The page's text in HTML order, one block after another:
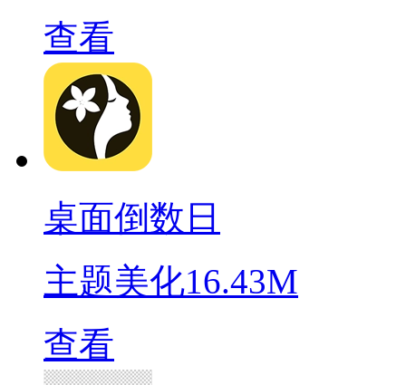
查看
桌面倒数日
主题美化16.43M
查看